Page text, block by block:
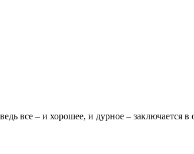
все – и хорошее, и дурное –